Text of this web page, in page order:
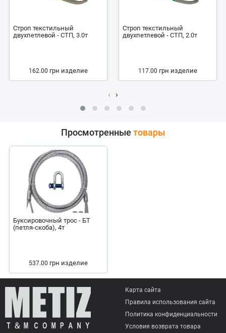
Строп текстильный
двухпетлевой - СТП, 3.0т
162.00 грн изделие
Строп текстильный
двухпетлевой - СТП, 2.0т
117.00 грн изделие
‹ ›
Просмотренные товары
Буксировочный трос - БТ
(петля-скоба), 4т
537.00 грн изделие
Карта сайта
Правила использования сайта
Политика конфиденциальности
Условия возврата товарa